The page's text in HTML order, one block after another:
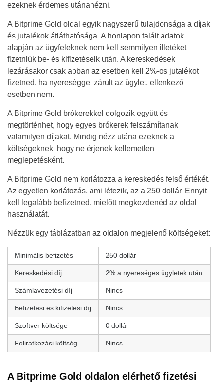
ezeknek érdemes utánanézni.
A Bitprime Gold oldal egyik nagyszerű tulajdonsága a díjak
és jutalékok átláthatósága. A honlapon talált adatok
alapján az ügyfeleknek nem kell semmilyen illetéket
fizetniük be- és kifizetéseik után. A kereskedések
lezárásakor csak abban az esetben kell 2%-os jutalékot
fizetned, ha nyereséggel zárult az ügylet, ellenkező
esetben nem.
A Bitprime Gold brókerekkel dolgozik együtt és
megtörténhet, hogy egyes brókerek felszámítanak
valamilyen díjakat. Mindig nézz utána ezeknek a
költségeknek, hogy ne érjenek kellemetlen
meglepetésként.
A Bitprime Gold nem korlátozza a kereskedés felső értékét.
Az egyetlen korlátozás, ami létezik, az a 250 dollár. Ennyit
kell legalább befizetned, mielőtt megkezdenéd az oldal
használatát.
Nézzük egy táblázatban az oldalon megjelenő költségeket:
Minimális befizetés 250 dollár
Kereskedési díj 2% a nyereséges ügyletek után
Számlavezetési díj Nincs
Befizetési és kifizetési díj Nincs
Szoftver költsége 0 dollár
Feliratkozási költség Nincs
A Bitprime Gold oldalon elérhető fizetési